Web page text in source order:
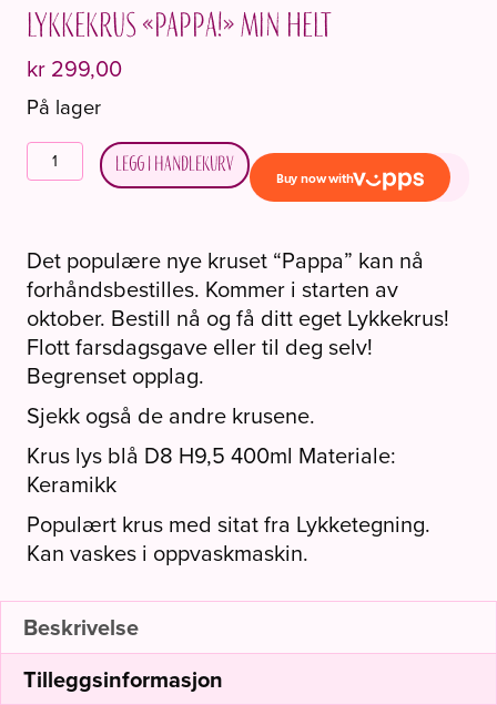
Lykkekrus «Pappa!» Min helt
kr 299,00
På lager
Lykkekrus
«Pappa!»
antall
Legg i handlekurv
Det populære nye kruset “Pappa” kan nå
forhåndsbestilles. Kommer i starten av
oktober. Bestill nå og få ditt eget Lykkekrus!
Flott farsdagsgave eller til deg selv!
Begrenset opplag.
Sjekk også de andre krusene.
Krus lys blå D8 H9,5 400ml Materiale:
Keramikk
Populært krus med sitat fra Lykketegning.
Kan vaskes i oppvaskmaskin.
Beskrivelse
Tilleggsinformasjon